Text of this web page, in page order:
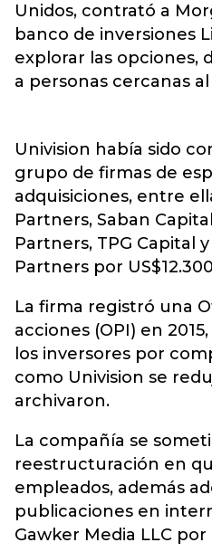
Unidos, contrató a
banco de inversiones
explorar las opciones,
a personas cercanas
Univision había sido
grupo de firmas de
adquisiciones, entre
Partners, Saban
Partners, TPG Capital
Partners por
La firma registró una
acciones (OPI) en
los inversores por
como Univision se
archivaron.
La compañía se
reestructuración en
empleados, además
publicaciones en
Gawker Media LLC por